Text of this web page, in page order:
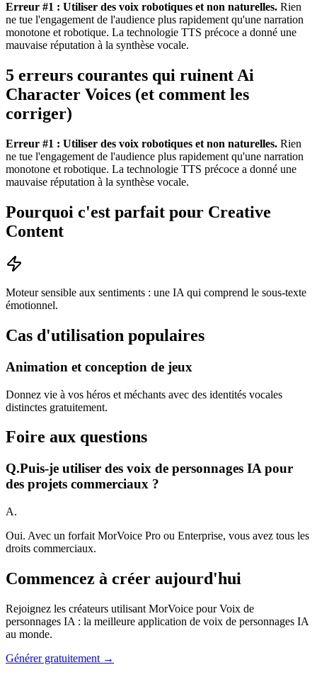
Erreur #1 : Utiliser des voix robotiques et non naturelles. Rien
ne tue l'engagement de l'audience plus rapidement qu'une narration
monotone et robotique. La technologie TTS précoce a donné une
mauvaise réputation à la synthèse vocale.
5 erreurs courantes qui ruinent Ai
Character Voices (et comment les
corriger)
Erreur #1 : Utiliser des voix robotiques et non naturelles. Rien
ne tue l'engagement de l'audience plus rapidement qu'une narration
monotone et robotique. La technologie TTS précoce a donné une
mauvaise réputation à la synthèse vocale.
Pourquoi c'est parfait pour Creative
Content
Moteur sensible aux sentiments : une IA qui comprend le sous-texte
émotionnel.
Cas d'utilisation populaires
Animation et conception de jeux
Donnez vie à vos héros et méchants avec des identités vocales
distinctes gratuitement.
Foire aux questions
Q.Puis-je utiliser des voix de personnages IA pour
des projets commerciaux ?
A.
Oui. Avec un forfait MorVoice Pro ou Enterprise, vous avez tous les
droits commerciaux.
Commencez à créer aujourd'hui
Rejoignez les créateurs utilisant MorVoice pour Voix de
personnages IA : la meilleure application de voix de personnages IA
au monde.
Générer gratuitement →